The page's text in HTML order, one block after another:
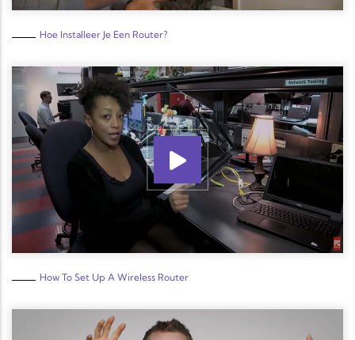
Hoe Installeer Je Een Router?
How To Set Up A Wireless Router